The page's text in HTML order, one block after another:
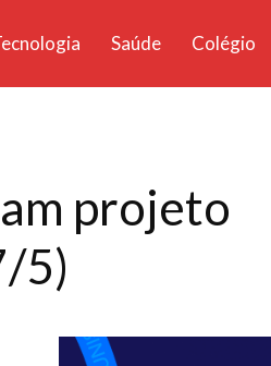
Saúde Colégio
projeto
5)